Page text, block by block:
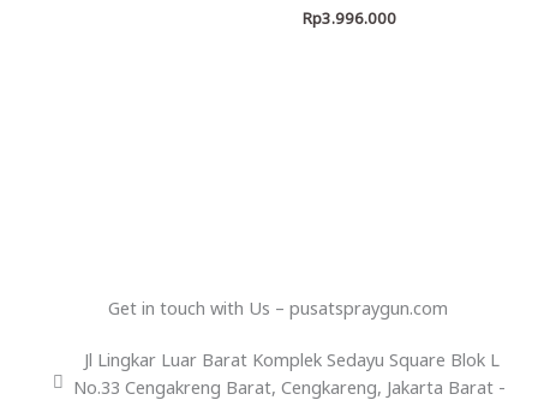
Rp3.996.000
Get in touch with Us – pusatspraygun.com
Jl Lingkar Luar Barat Komplek Sedayu Square Blok L
No.33 Cengakreng Barat, Cengkareng, Jakarta Barat -